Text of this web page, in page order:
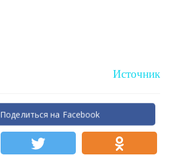
Источник
Поделиться на Facebook